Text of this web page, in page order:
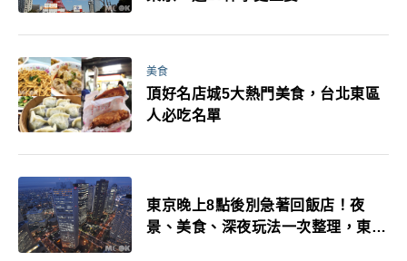
美食
頂好名店城5大熱門美食，台北東區
人必吃名單
東京晚上8點後別急著回飯店！夜
景、美食、深夜玩法一次整理，東京